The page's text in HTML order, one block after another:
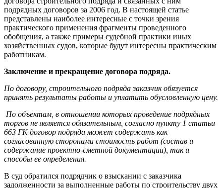
подрядных договоров за 2006 год. В настоящей статье
представлены наиболее интересные с точки зрения
практического применения фрагменты проведенного
обобщения, а также примеры судебной практики иных
хозяйственных судов, которые будут интересны практическим
работникам.
Заключение и прекращение договора подряда.
По договору, строительного подряда заказчик обязуется
принять результаты работы и уплатить обусловленную цену.
По объектам, в отношении которых проведение подрядных
торгов не является обязательным, согласно пункту 1 статьи
663 ГК договор подряда может содержать как
согласованную сторонами стоимость работ (состав и
содержание проектно-сметной документации), так и
способы ее определения.
В суд обратился подрядчик о взыскании с заказчика
задолженности за выполненные работы по строительству двух